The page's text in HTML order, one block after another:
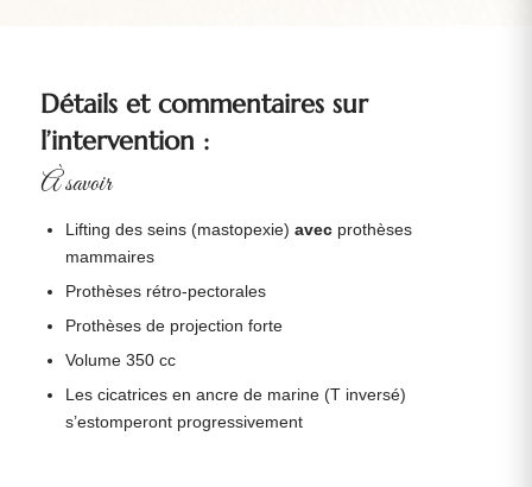
Détails et commentaires sur
l’intervention :
À savoir
Lifting des seins (mastopexie) avecprothèses
mammaires
Prothèses rétro-pectorales
Prothèses de projection forte
Volume 350 cc
Les cicatrices en ancre de marine (T inversé)
s’estomperont progressivement